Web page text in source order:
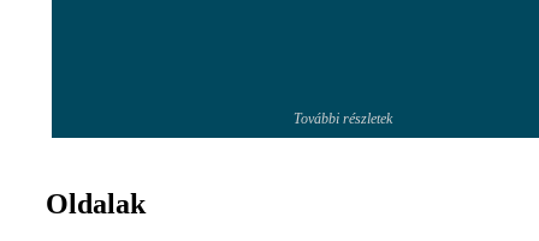
További részletek
Oldalak